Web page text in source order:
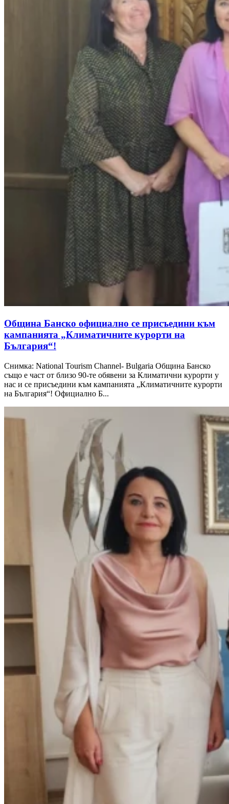
Община Банско официално се присъедини към
кампанията „Климатичните курорти на
България“!
Снимка: National Tourism Channel- Bulgaria Община Банско
също е част от близо 90-те обявени за Климатични курорти у
нас и се присъедини към кампанията „Климатичните курорти
на България“! Официално Б...